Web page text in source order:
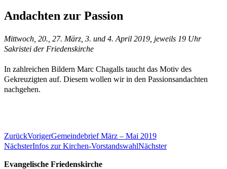
Andachten zur Passion
Mittwoch, 20., 27. März, 3. und 4. April 2019, jeweils 19 Uhr
Sakristei der Friedenskirche
In zahlreichen Bildern Marc Chagalls taucht das Motiv des
Gekreuzigten auf. Diesem wollen wir in den Passionsandachten
nachgehen.
ZurückVorigerGemeindebrief März – Mai 2019
NächsterInfos zur Kirchen-VorstandswahlNächster
Evangelische Friedenskirche